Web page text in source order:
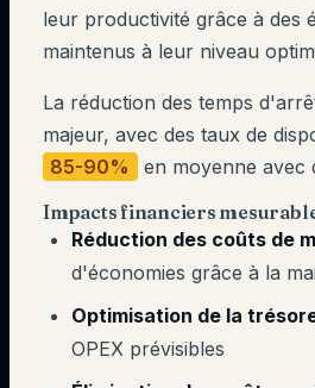
leur productivité grâce à des
maintenus à leur niveau
La réduction des temps
majeur, avec des taux de
85-90%
en moyenne avec
Impacts financiers
Réduction des coûts de
d'économies grâce à la
Optimisation de la
OPEX prévisibles